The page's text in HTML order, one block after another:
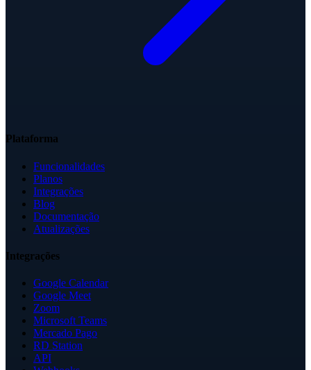
Plataforma
Funcionalidades
Planos
Integrações
Blog
Documentação
Atualizações
Integrações
Google Calendar
Google Meet
Zoom
Microsoft Teams
Mercado Pago
RD Station
API